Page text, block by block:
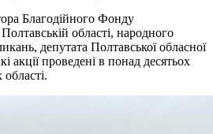
Благодійного Фонду
області, народного
депутата Полтавської обласної
акції проведені в понад десятьох